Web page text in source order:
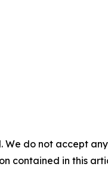
do not accept
contained in this